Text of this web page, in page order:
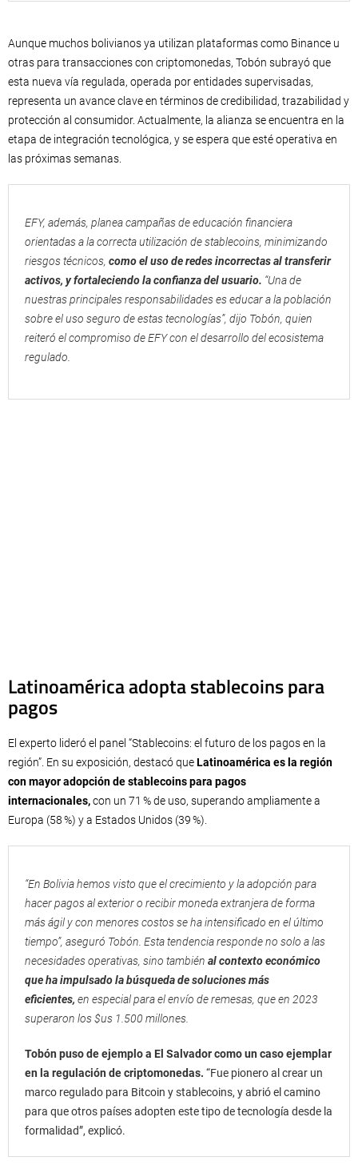
Aunque muchos bolivianos ya utilizan plataformas como Binance u
otras para transacciones con criptomonedas, Tobón subrayó que
esta nueva vía regulada, operada por entidades supervisadas,
representa un avance clave en términos de credibilidad, trazabilidad y
protección al consumidor. Actualmente, la alianza se encuentra en la
etapa de integración tecnológica, y se espera que esté operativa en
las próximas semanas.
EFY, además, planea campañas de educación financiera
orientadas a la correcta utilización de stablecoins, minimizando
riesgos técnicos, como el uso de redes incorrectas al transferir
activos, y fortaleciendo la confianza del usuario. “Una de
nuestras principales responsabilidades es educar a la población
sobre el uso seguro de estas tecnologías”, dijo Tobón, quien
reiteró el compromiso de EFY con el desarrollo del ecosistema
regulado.
Latinoamérica adopta stablecoins para
pagos
El experto lideró el panel “Stablecoins: el futuro de los pagos en la
región”. En su exposición, destacó queLatinoamérica es la región
con mayor adopción de stablecoins para pagos
internacionales,con un 71 % de uso, superando ampliamente a
Europa (58 %) y a Estados Unidos (39 %).
“En Bolivia hemos visto que el crecimiento y la adopción para
hacer pagos al exterior o recibir moneda extranjera de forma
más ágil y con menores costos se ha intensificado en el último
tiempo”, aseguró Tobón. Esta tendencia responde no solo a las
necesidades operativas, sino también al contexto económico
que ha impulsado la búsqueda de soluciones más
eficientes, en especial para el envío de remesas, que en 2023
superaron los $us 1.500 millones.
Tobón puso de ejemplo a El Salvador como un caso ejemplar
en la regulación de criptomonedas. “Fue pionero al crear un
marco regulado para Bitcoin y stablecoins, y abrió el camino
para que otros países adopten este tipo de tecnología desde la
formalidad”, explicó.